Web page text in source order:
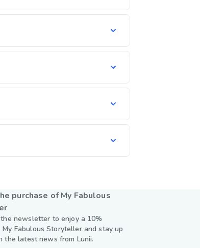
purchase of My Fabulous
newsletter to enjoy a 10%
My Fabulous Storyteller and stay up
the latest news from Lunii.